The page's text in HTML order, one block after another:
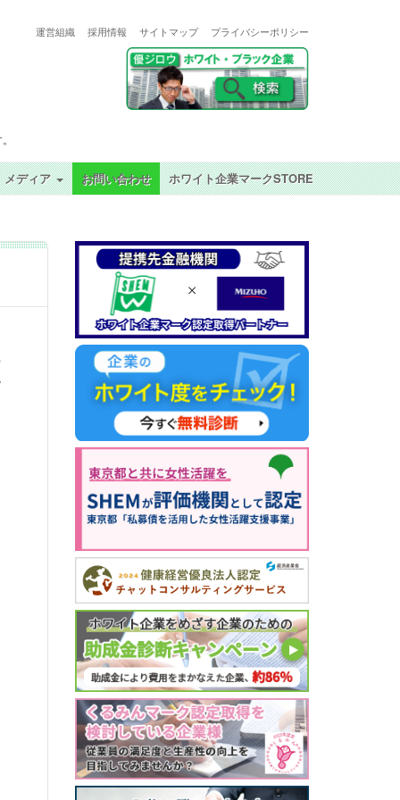
運営組織 採用情報 サイトマップ プライバシーポリシー
メディア お問い合わせ ホワイト企業マークSTORE